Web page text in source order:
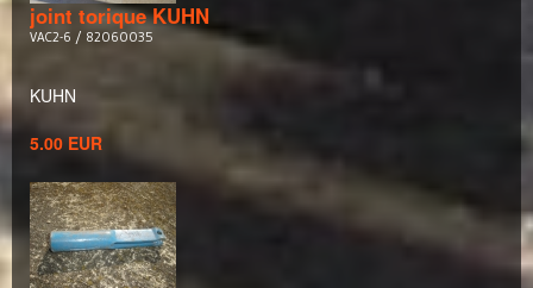
joint torique KUHN
VAC2-6 / 82060035
KUHN
5.00 EUR